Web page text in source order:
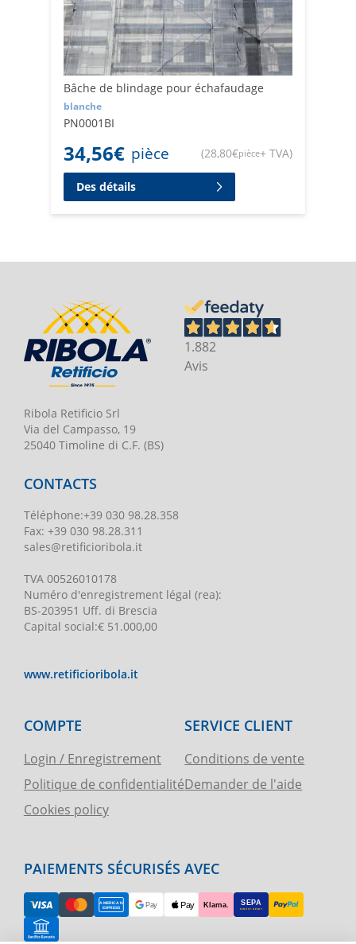
Bâche de blindage pour échafaudage
blanche
PN0001BI
34,56€ pièce (28,80€pièce+ TVA)
Des détails
Ribola Retificio Srl
Via del Campasso, 19
25040 Timoline di C.F. (BS)
1.882
Avis
CONTACTS
Téléphone:+39 030 98.28.358
Fax: +39 030 98.28.311
sales@retificioribola.it
TVA 00526010178
Numéro d'enregistrement légal (rea):
BS-203951 Uff. di Brescia
Capital social:€ 51.000,00
www.retificioribola.it
COMPTE
Login / Enregistrement
Politique de confidentialité
Cookies policy
SERVICE CLIENT
Conditions de vente
Demander de l'aide
PAIEMENTS SÉCURISÉS AVEC